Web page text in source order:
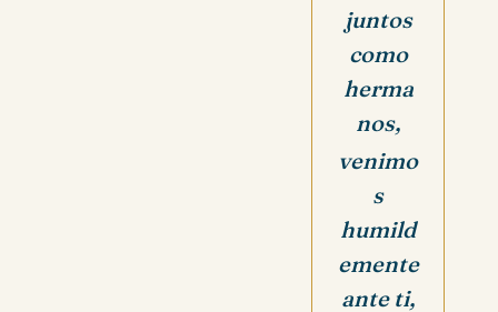
juntos
como
herma
nos,
venimo
s
humild
emente
ante ti,